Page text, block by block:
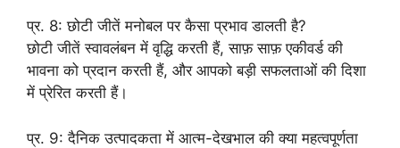
प्र. 8: छोटी जीतें मनोबल पर कैसा प्रभाव डालती है?
छोटी जीतें स्वावलंबन में वृद्धि करती हैं, साफ़ साफ़ एकीवर्ड की
भावना को प्रदान करती हैं, और आपको बड़ी सफलताओं की दिशा
में प्रेरित करती हैं।
प्र. 9: दैनिक उत्पादकता में आत्म-देखभाल की क्या महत्वपूर्णता